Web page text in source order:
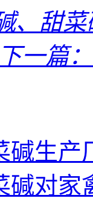
、甜
下一篇
碱生产
碱对家